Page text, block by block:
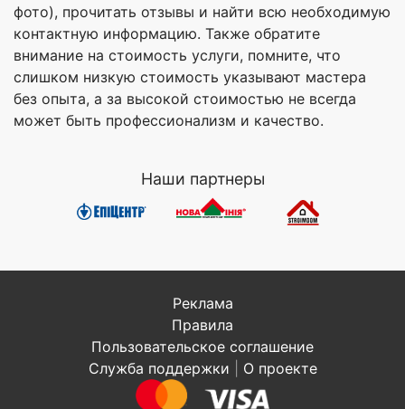
фото), прочитать отзывы и найти всю необходимую
контактную информацию. Также обратите
внимание на стоимость услуги, помните, что
слишком низкую стоимость указывают мастера
без опыта, а за высокой стоимостью не всегда
может быть профессионализм и качество.
Наши партнеры
Реклама
Правила
Пользовательское соглашение
Служба поддержки
О проекте